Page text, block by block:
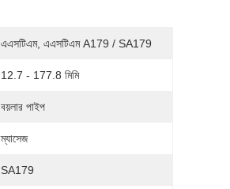
এএসটিএম, এএসটিএম A179 / SA179
12.7 - 177.8 মিমি
বয়লার পাইপ
ম্যাসেজ
SA179